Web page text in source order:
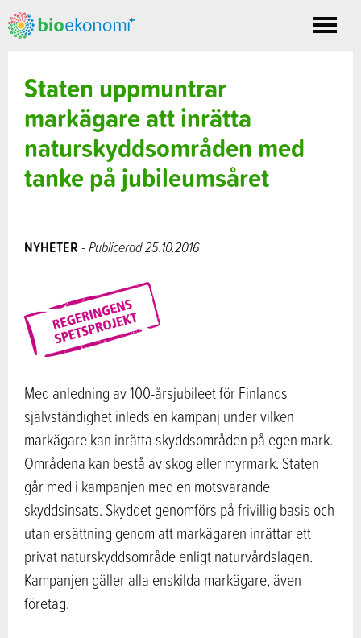
Toggle
Staten uppmuntrar
markägare att inrätta
naturskyddsområden med
tanke på jubileumsåret
NYHETER - Publicerad 25.10.2016
Med anledning av 100-årsjubileet för Finlands
självständighet inleds en kampanj under vilken
markägare kan inrätta skyddsområden på egen mark.
Områdena kan bestå av skog eller myrmark. Staten
går med i kampanjen med en motsvarande
skyddsinsats. Skyddet genomförs på frivillig basis och
utan ersättning genom att markägaren inrättar ett
privat naturskyddsområde enligt naturvårdslagen.
Kampanjen gäller alla enskilda markägare, även
företag.